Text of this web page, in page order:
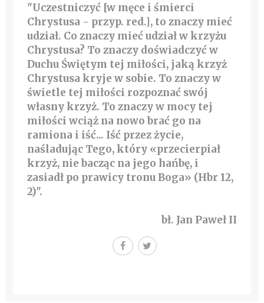
"Uczestniczyć [w męce i śmierci
Chrystusa - przyp. red.], to znaczy mieć
udział. Co znaczy mieć udział w krzyżu
Chrystusa? To znaczy doświadczyć w
Duchu Świętym tej miłości, jaką krzyż
Chrystusa kryje w sobie. To znaczy w
świetle tej miłości rozpoznać swój
własny krzyż. To znaczy w mocy tej
miłości wciąż na nowo brać go na
ramiona i iść... Iść przez życie,
naśladując Tego, który «przecierpiał
krzyż, nie bacząc na jego hańbę, i
zasiadł po prawicy tronu Boga» (Hbr 12,
2)".
bł. Jan Paweł II